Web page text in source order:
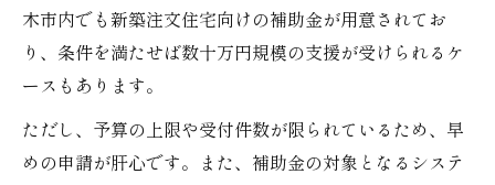
木市内でも新築注文住宅向けの補助金が用意されてお
り、条件を満たせば数十万円規模の支援が受けられるケ
ースもあります。
ただし、予算の上限や受付件数が限られているため、早
めの申請が肝心です。また、補助金の対象となるシステ